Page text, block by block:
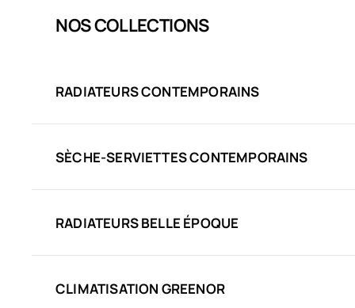
NOS COLLECTIONS
RADIATEURS CONTEMPORAINS
SÈCHE-SERVIETTES CONTEMPORAINS
RADIATEURS BELLE ÉPOQUE
CLIMATISATION GREENOR